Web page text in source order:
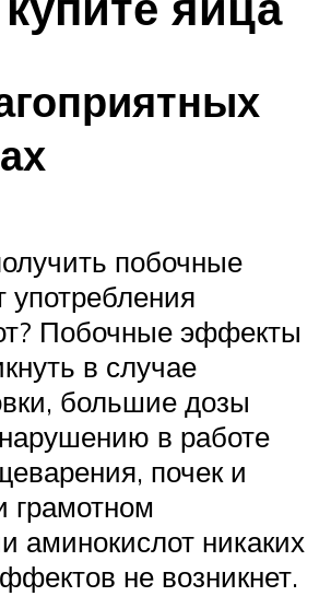
ДОМА
побочные
Побочные эффекты
в случае
большие дозы
в работе
почек и
грамотном
аминокислот никаких
не возникнет.